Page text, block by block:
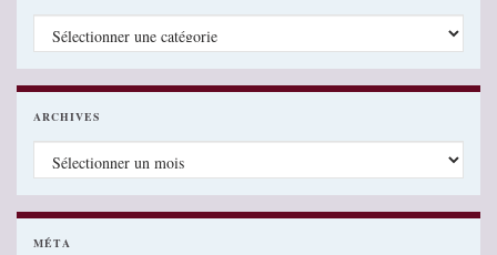
Catégories
ARCHIVES
Archives
MÉTA